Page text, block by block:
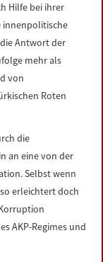
Hilfe bei ihrer
innenpolitische
Antwort der
mehr als
von
Roten
die
an eine von der
Selbst wenn
erleichtert doch
AKP-Regimes und